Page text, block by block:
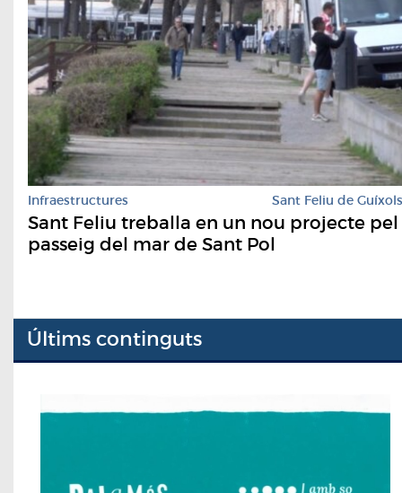
Infraestructures Sant Feliu de Guíxols
Sant Feliu treballa en un nou projecte pel
passeig del mar de Sant Pol
Últims continguts